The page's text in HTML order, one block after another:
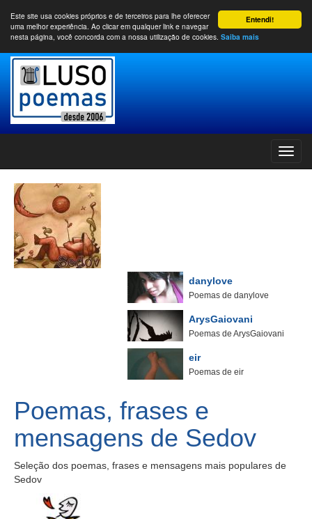
Entendi!
Este site usa cookies próprios e de terceiros para lhe oferecer
uma melhor experiência. Ao clicar em qualquer link e navegar
nesta página, você concorda com a nossa utilização de cookies. Saiba mais
danylove
Poemas de danylove
ArysGaiovani
Poemas de ArysGaiovani
eir
Poemas de eir
Poemas, frases e
mensagens de Sedov
Seleção dos poemas, frases e mensagens mais populares de
Sedov